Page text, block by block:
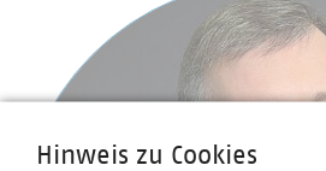
Hinweis zu Cookies